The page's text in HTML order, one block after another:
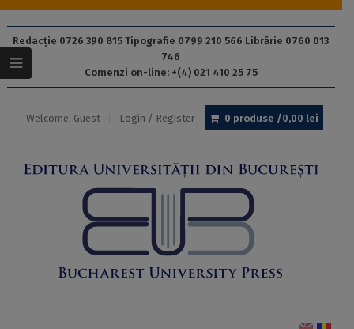
Redacție 0726 390 815 Tipografie 0799 210 566 Librărie 0760 013
746
Comenzi on-line: +(4) 021 410 25 75
Welcome, Guest Login / Register 0 produse /0,00 lei